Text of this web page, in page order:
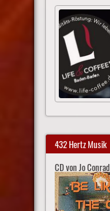
432 Hertz Musik
CD von Jo Conrad